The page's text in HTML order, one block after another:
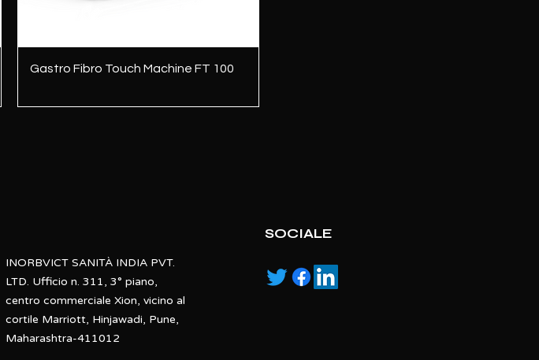
Vista rapida
Gastro Fibro Touch Machine FT 100
INORBVICT SANITÀ INDIA PVT.
LTD. Ufficio n. 311, 3° piano,
centro commerciale Xion, vicino al
cortile Marriott, Hinjawadi, Pune,
Maharashtra-411012
SOCIALE